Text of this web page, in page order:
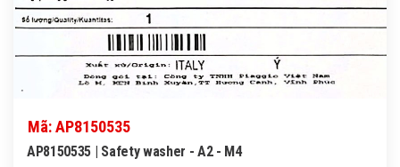
Mã: AP8150535
AP8150535 | Safety washer - A2 - M4